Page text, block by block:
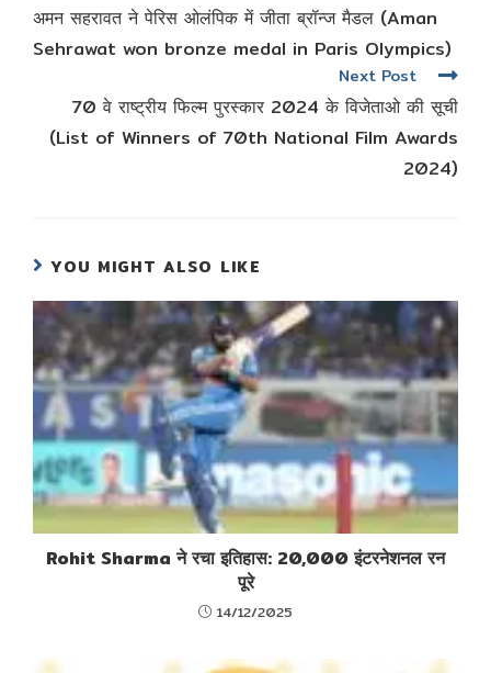
articles
अमन सहरावत ने पेरिस ओलंपिक में जीता ब्रॉन्ज मैडल (Aman
Sehrawat won bronze medal in Paris Olympics)
Next Post
70 वे राष्ट्रीय फिल्म पुरस्कार 2024 के विजेताओ की सूची
(List of Winners of 70th National Film Awards
2024)
YOU MIGHT ALSO LIKE
Rohit Sharma ने रचा इतिहास: 20,000 इंटरनेशनल रन
पूरे
14/12/2025